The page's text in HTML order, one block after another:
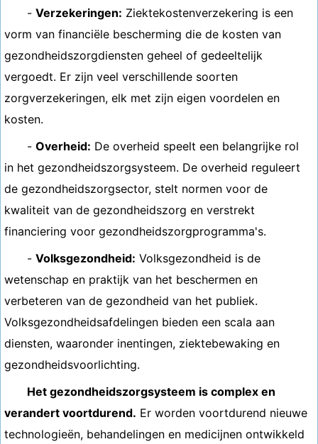
- Verzekeringen: Ziektekostenverzekering is een
vorm van financiële bescherming die de kosten van
gezondheidszorgdiensten geheel of gedeeltelijk
vergoedt. Er zijn veel verschillende soorten
zorgverzekeringen, elk met zijn eigen voordelen en
kosten.
- Overheid: De overheid speelt een belangrijke rol
in het gezondheidszorgsysteem. De overheid reguleert
de gezondheidszorgsector, stelt normen voor de
kwaliteit van de gezondheidszorg en verstrekt
financiering voor gezondheidszorgprogramma's.
- Volksgezondheid: Volksgezondheid is de
wetenschap en praktijk van het beschermen en
verbeteren van de gezondheid van het publiek.
Volksgezondheidsafdelingen bieden een scala aan
diensten, waaronder inentingen, ziektebewaking en
gezondheidsvoorlichting.
Het gezondheidszorgsysteem is complex en
verandert voortdurend. Er worden voortdurend nieuwe
technologieën, behandelingen en medicijnen ontwikkeld